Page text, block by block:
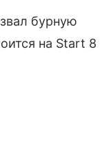
бурную
на Start 8